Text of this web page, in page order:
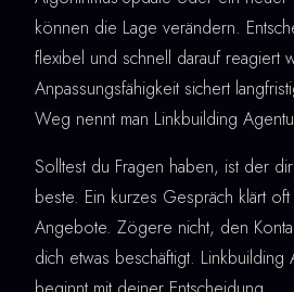
können die Lage verändern.
flexibel und schnell darauf reagiert
Anpassungsfähigkeit sichert
Weg nennt man Linkbuilding
Solltest du Fragen haben, ist der
beste. Ein kurzes Gespräch klärt
Angebote. Zögere nicht, den
dich etwas beschäftigt. Linkbuilding